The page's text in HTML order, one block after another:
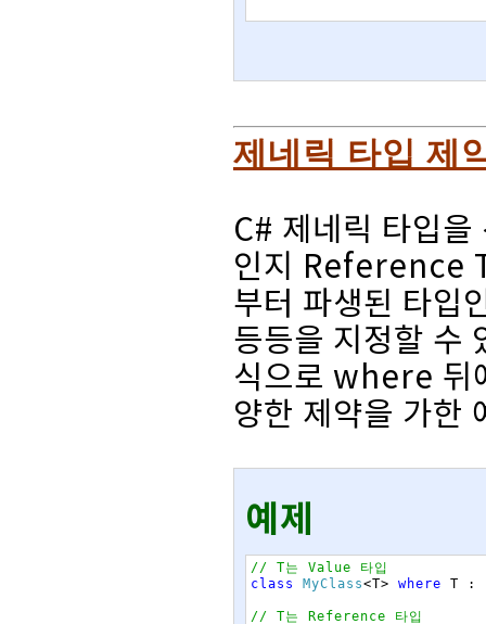
제네릭 타입 제
C# 제네릭 타입
인지 Reference
부터 파생된 타입
등등을 지정할 수
식으로 where 뒤
양한 제약을 가한
예제
// T는 Value 타입
class
MyClass<T> where T :
// T는 Reference 타입